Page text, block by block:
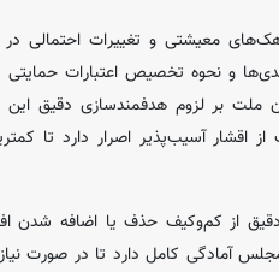
معیشتی و تغییرات احتمالی در
و نحوه تخصیص اعتبارات حمایتی
ملت بر لزوم هدفمندسازی دقیق
اقشار آسیب‌پذیر اصرار دارد تا
از کم‌وکیف حذف یا اضافه شدن
آمادگی کامل دارد تا در صورت نیاز